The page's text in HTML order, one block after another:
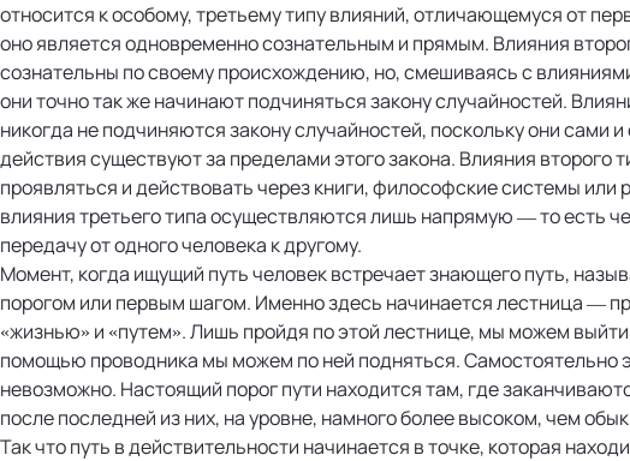
относится к особому, третьему типу влияний, отличающемуся от
оно является одновременно сознательным и прямым. Влияния
сознательны по своему происхождению, но, смешиваясь с
они точно так же начинают подчиняться закону случайностей.
никогда не подчиняются закону случайностей, поскольку они сами
действия существуют за пределами этого закона. Влияния второго
проявляться и действовать через книги, философские системы или
влияния третьего типа осуществляются лишь напрямую — то есть
передачу от одного человека к другому.
Момент, когда ищущий путь человек встречает знающего путь,
порогом или первым шагом. Именно здесь начинается лестница —
«жизнью» и «путем». Лишь пройдя по этой лестнице, мы можем выйти
помощью проводника мы можем по ней подняться. Самостоятельно
невозможно. Настоящий порог пути находится там, где
после последней из них, на уровне, намного более высоком, чем
Так что путь в действительности начинается в точке, которая